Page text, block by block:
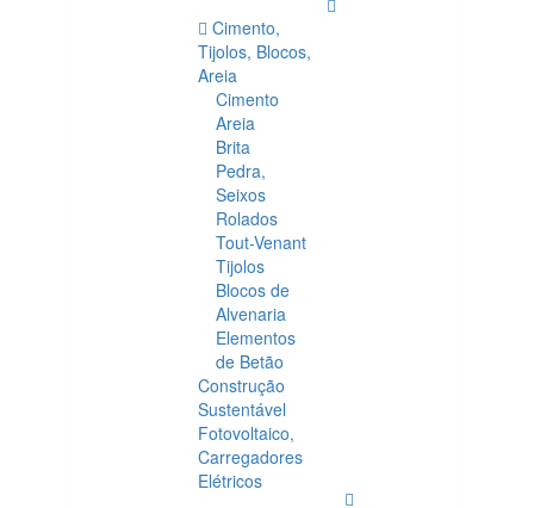
Cimento,
Tijolos, Blocos,
Areia
Cimento
Areia
Brita
Pedra,
Seixos
Rolados
Tout-Venant
Tijolos
Blocos de
Alvenaria
Elementos
de Betão
Construção
Sustentável
Fotovoltaico,
Carregadores
Elétricos